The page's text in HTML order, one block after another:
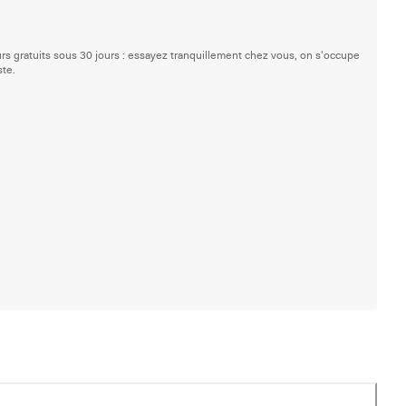
gratuits sous 30 jours : essayez tranquillement chez vous, on s'occupe